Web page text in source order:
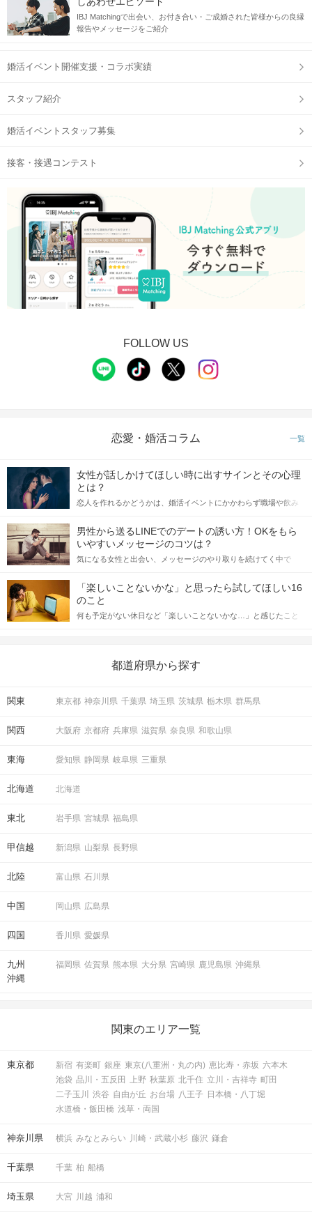
IBJ Matchingで出会い、お付き合い・ご成婚された皆様からの良縁
報告やメッセージをご紹介
婚活イベント開催支援・コラボ実績
スタッフ紹介
婚活イベントスタッフ募集
接客・接遇コンテスト
FOLLOW US
恋愛・婚活コラム 一覧
女性が話しかけてほしい時に出すサインとその心理
とは？
恋人を作れるかどうかは、婚活イベントにかかわらず職場や飲み
てアプローチできるかにも左右されます。 これから恋人作りを本
格的に始めようとしている方は、女性が異性を求めて出すサイン
をしっかりと理解し、正しい行動に移せるかどうかが重要。 この
記事では、女性が話しかけて欲しい時に出すサインとその心理を
合にどのような行動に繋げるべきかをご紹介していきます。
男性から送るLINEでのデートの誘い方！OKをもら
いやすいメッセージのコツは？
気になる女性と出会い、メッセージのやり取りを続けてく中で
しかし、中には「どう誘ったらいいの？」とお困りの男性もいら
っしゃるのではないでしょうか。 そこで今回は、男性から女性へ
送るLINEでのデートの誘い方のコツをご紹介します。例文も混じ
えながら解説するので、ぜひ参考にしてください。
「楽しいことないかな」と思ったら試してほしい16
のこと
何も予定がない休日など「楽しいことないかな…」と感じたこと
の楽しいことアイデアを集めました♪ いままさに楽しいことを探し
都道府県から探す
関東 東京都 神奈川県 千葉県 埼玉県 茨城県 栃木県 群馬県
関西 大阪府 京都府 兵庫県 滋賀県 奈良県 和歌山県
東海 愛知県 静岡県 岐阜県 三重県
北海道 北海道
東北 岩手県 宮城県 福島県
甲信越 新潟県 山梨県 長野県
北陸 富山県 石川県
中国 岡山県 広島県
四国 香川県 愛媛県
九州
沖縄
福岡県 佐賀県 熊本県 大分県 宮崎県 鹿児島県 沖縄県
関東のエリア一覧
東京都 新宿 有楽町 銀座 東京(八重洲・丸の内) 恵比寿・赤坂 六本木
池袋 品川・五反田 上野 秋葉原 北千住 立川・吉祥寺 町田
二子玉川
渋谷 自由が丘 お台場 八王子 日本橋・八丁堀
水道橋・飯田橋 浅草・両国
神奈川県 横浜 みなとみらい 川崎・武蔵小杉 藤沢 鎌倉
千葉県 千葉 柏 船橋
埼玉県 大宮 川越 浦和